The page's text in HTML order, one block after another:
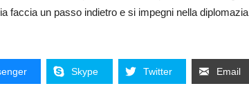
faccia un passo indietro e si impegni nella diplomazia
Skype Twitter Email